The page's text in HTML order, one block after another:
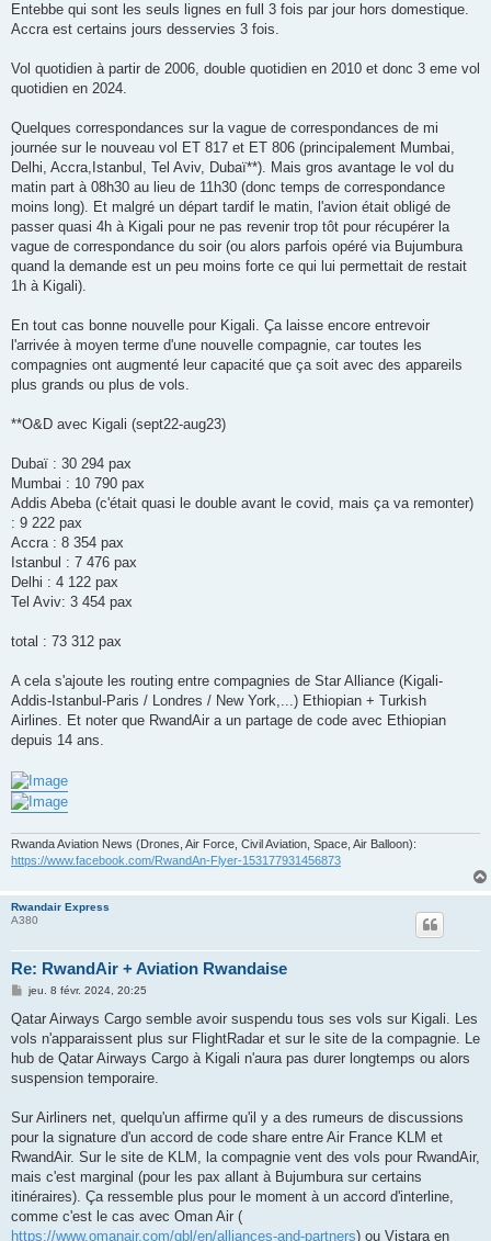
Entebbe qui sont les seuls lignes en full 3 fois par jour hors domestique.
Accra est certains jours desservies 3 fois.
Vol quotidien à partir de 2006, double quotidien en 2010 et donc 3 eme vol
quotidien en 2024.
Quelques correspondances sur la vague de correspondances de mi
journée sur le nouveau vol ET 817 et ET 806 (principalement Mumbai,
Delhi, Accra,Istanbul, Tel Aviv, Dubaï**). Mais gros avantage le vol du
matin part à 08h30 au lieu de 11h30 (donc temps de correspondance
moins long). Et malgré un départ tardif le matin, l'avion était obligé de
passer quasi 4h à Kigali pour ne pas revenir trop tôt pour récupérer la
vague de correspondance du soir (ou alors parfois opéré via Bujumbura
quand la demande est un peu moins forte ce qui lui permettait de restait
1h à Kigali).
En tout cas bonne nouvelle pour Kigali. Ça laisse encore entrevoir
l'arrivée à moyen terme d'une nouvelle compagnie, car toutes les
compagnies ont augmenté leur capacité que ça soit avec des appareils
plus grands ou plus de vols.
**O&D avec Kigali (sept22-aug23)
Dubaï : 30 294 pax
Mumbai : 10 790 pax
Addis Abeba (c'était quasi le double avant le covid, mais ça va remonter)
: 9 222 pax
Accra : 8 354 pax
Istanbul : 7 476 pax
Delhi : 4 122 pax
Tel Aviv: 3 454 pax
total : 73 312 pax
A cela s'ajoute les routing entre compagnies de Star Alliance (Kigali-
Addis-Istanbul-Paris / Londres / New York,...) Ethiopian + Turkish
Airlines. Et noter que RwandAir a un partage de code avec Ethiopian
depuis 14 ans.
Rwanda Aviation News (Drones, Air Force, Civil Aviation, Space, Air Balloon):
https://www.facebook.com/RwandAn-Flyer-153177931456873
Rwandair Express
A380
Re: RwandAir + Aviation Rwandaise
M
s
a
g
jeu. 8 févr. 2024, 20:25
Qatar Airways Cargo semble avoir suspendu tous ses vols sur Kigali. Les
vols n'apparaissent plus sur FlightRadar et sur le site de la compagnie. Le
hub de Qatar Airways Cargo à Kigali n'aura pas durer longtemps ou alors
suspension temporaire.
Sur Airliners net, quelqu'un affirme qu'il y a des rumeurs de discussions
pour la signature d'un accord de code share entre Air France KLM et
RwandAir. Sur le site de KLM, la compagnie vent des vols pour RwandAir,
mais c'est marginal (pour les pax allant à Bujumbura sur certains
itinéraires). Ça ressemble plus pour le moment à un accord d'interline,
comme c'est le cas avec Oman Air (
https://www.omanair.com/gbl/en/alliances-and-partners) ou Vistara en